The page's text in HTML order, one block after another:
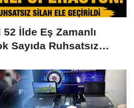
İlde Eş Zamanlı
Sayıda Ruhsatsız